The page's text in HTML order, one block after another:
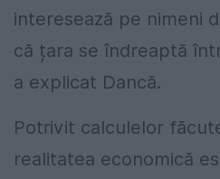
interesează pe nimeni
că țara se îndreaptă
a explicat Dancă.
Potrivit calculelor
realitatea economică